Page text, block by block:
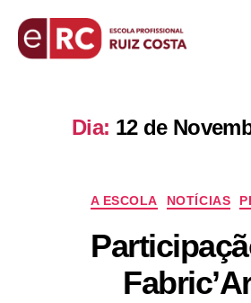
Dia: 12 de
A ESCOLA NOTÍCIAS